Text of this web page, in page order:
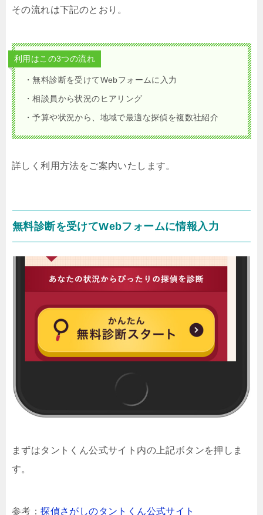
その流れは下記のとおり。
利用はこの3つの流れ
・無料診断を受けてWebフォームに入力
・相談員から状況のヒアリング
・予算や状況から、地域で最適な探偵を複数社紹介
詳しく利用方法をご案内いたします。
無料診断を受けてWebフォームに情報入力
まずはタントくん公式サイト内の上記ボタンを押しま
す。
参考：探偵さがしのタントくん公式サイト